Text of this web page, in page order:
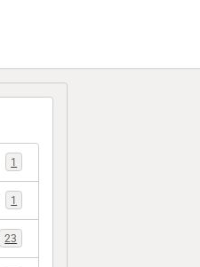
1
1
23